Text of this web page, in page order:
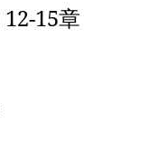
15章